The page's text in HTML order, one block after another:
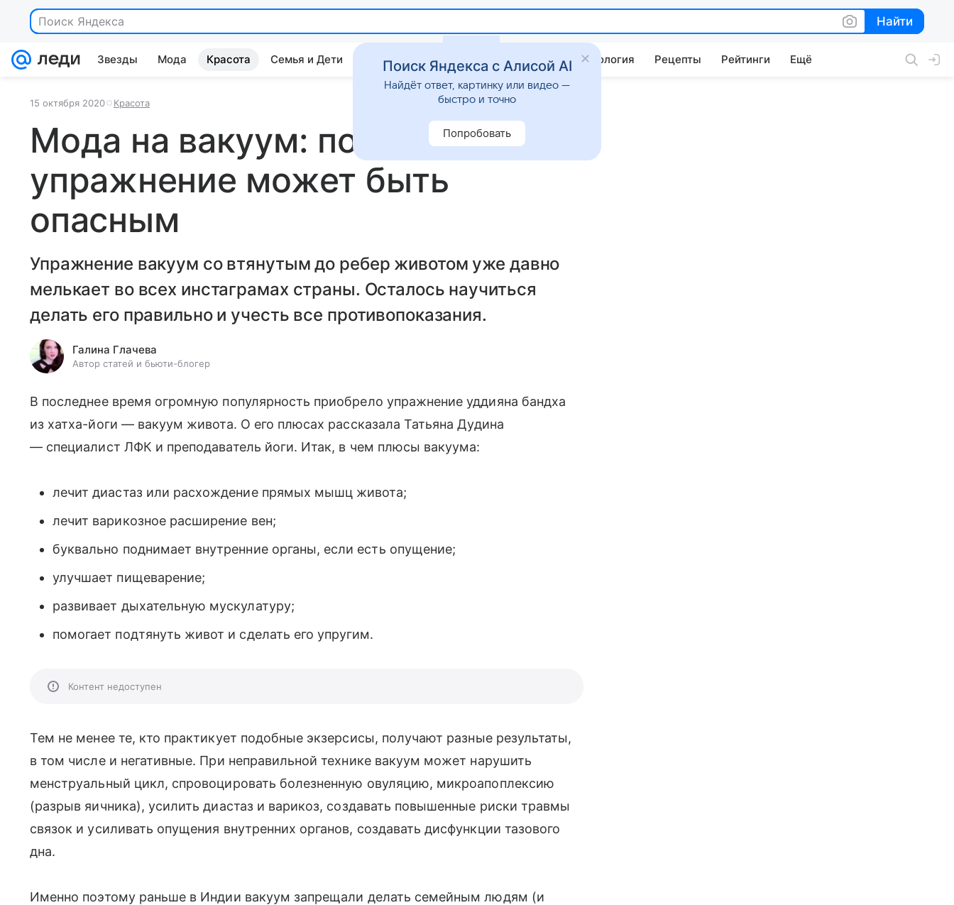
Поиск Яндекса Найти
Найти
Звезды Мода Красота Семья и Дети Дом Гороскопы Стиль жизни Психология Рецепты Рейтинги Ещё
15 октября 2020 Красота
Мода на вакуум: почему это
упражнение может быть
опасным
Упражнение вакуум со втянутым до ребер животом уже давно
мелькает во всех инстаграмах страны. Осталось научиться
делать его правильно и учесть все противопоказания.
Галина Глачева
Автор статей и бьюти-блогер
В последнее время огромную популярность приобрело упражнение уддияна бандха
из хатха-йоги — вакуум живота. О его плюсах рассказала Татьяна Дудина
— специалист ЛФК и преподаватель йоги. Итак, в чем плюсы вакуума:
лечит диастаз или расхождение прямых мышц живота;
лечит варикозное расширение вен;
буквально поднимает внутренние органы, если есть опущение;
улучшает пищеварение;
развивает дыхательную мускулатуру;
помогает подтянуть живот и сделать его упругим.
Контент недоступен
Тем не менее те, кто практикует подобные экзерсисы, получают разные результаты,
в том числе и негативные. При неправильной технике вакуум может нарушить
менструальный цикл, спровоцировать болезненную овуляцию, микроапоплексию
(разрыв яичника), усилить диастаз и варикоз, создавать повышенные риски травмы
связок и усиливать опущения внутренних органов, создавать дисфункции тазового
дна.
Именно поэтому раньше в Индии вакуум запрещали делать семейным людям (и
Поиск Яндекса с Алисой AI
Найдёт ответ, картинку или видео —
быстро и точно
Попробовать